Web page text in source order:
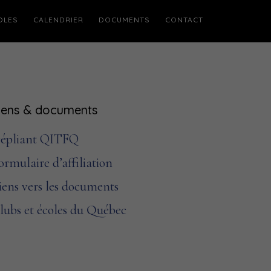
CALENDRIER DOCUMENTS CONTACT
& documents
QITFQ
d’affiliation
vers les documents
et écoles du Québec